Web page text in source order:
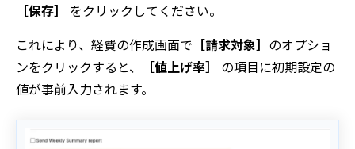
［保存］
をクリックしてください。
これにより、経費の作成画面で ［請求対象］ のオプショ
ンをクリックすると、
［値上げ率］
の項目に初期設定の
値が事前入力されます。